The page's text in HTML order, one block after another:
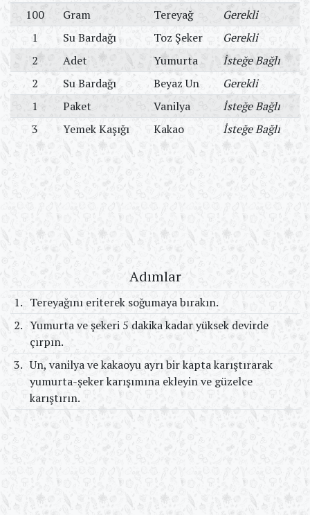
100
Gram Tereyağ
Gerekli
1
Su Bardağı Toz Şeker
Gerekli
2
Adet Yumurta
İsteğe Bağlı
2
Su Bardağı Beyaz Un
Gerekli
1
Paket Vanilya
İsteğe Bağlı
3
Yemek Kaşığı Kakao İsteğe Bağlı
Adımlar
1. Tereyağını eriterek soğumaya bırakın.
2. Yumurta ve şekeri 5 dakika kadar yüksek devirde
çırpın.
3. Un, vanilya ve kakaoyu ayrı bir kapta karıştırarak
yumurta-şeker karışımına ekleyin ve güzelce
karıştırın.